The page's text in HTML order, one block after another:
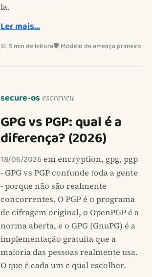
la.
Ler mais…
📅 5 min de leitura🛡️ Modelo de ameaça primeiro
secure-os escreveu
GPG vs PGP: qual é a
diferença? (2026)
18/06/2026em encryption, gpg, pgp
- GPG vs PGP confunde toda a gente
- porque não são realmente
concorrentes. O PGP é o programa
de cifragem original, o OpenPGP é a
norma aberta, e o GPG (GnuPG) é a
implementação gratuita que a
maioria das pessoas realmente usa.
O que é cada um e qual escolher.